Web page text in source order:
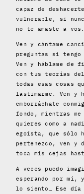
capaz de
vulnerable, si
no te amaste a vos.
Ven y cántame
preguntas si tengo
Ven y háblame de
con tus teorías
todas esas cosas
lastimarme. Ven y
emborráchate
fondo, mientras
quieres como a
egoísta, que sólo
pertenezco, ven y
toca mis cejas
A veces puedo
esperando por mí,
lo siento… Ese